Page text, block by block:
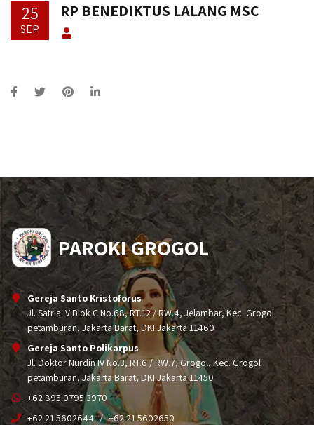
25
SEP
RP BENEDIKTUS LALANG MSC
PAROKI GROGOL
Gereja Santo Kristoforus
Jl. Satria IV Blok C No.68, RT.12 / RW.4, Jelambar, Kec. Grogol
petamburan, Jakarta Barat, DKI Jakarta 11460
Gereja Santo Polikarpus
Jl. Doktor Nurdin IV No.3, RT.6 / RW.7, Grogol, Kec. Grogol
petamburan, Jakarta Barat, DKI Jakarta 11450
+62 895 0795 3970
+62 21 5602644
+62 21 5602650